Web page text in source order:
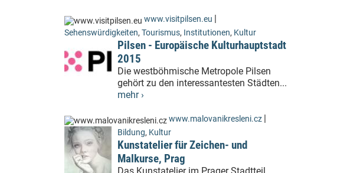
www.visitpilsen.eu |
Sehenswürdigkeiten, Tourismus, Institutionen, Kultur
Pilsen - Europäische Kulturhauptstadt
2015
Die westböhmische Metropole Pilsen
gehört zu den interessantesten Städten...
mehr ›
www.malovanikresleni.cz |
Bildung, Kultur
Kunstatelier für Zeichen- und
Malkurse, Prag